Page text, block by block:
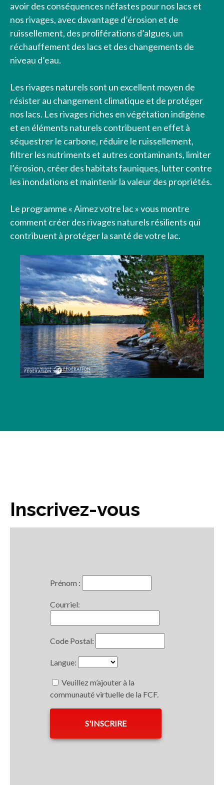
avoir des conséquences néfastes pour nos lacs et
nos rivages, avec davantage d’érosion et de
ruissellement, des proliférations d’algues, un
réchauffement des lacs et des changements de
niveau d’eau.
Les rivages naturels sont un excellent moyen de
résister au changement climatique et de protéger
nos lacs. Les rivages riches en végétation indigène
et en éléments naturels contribuent en effet à
séquestrer le carbone, réduire le ruissellement,
filtrer les nutriments et autres contaminants, limiter
l’érosion, créer des habitats fauniques, lutter contre
les inondations et maintenir la valeur des propriétés.
Le programme « Aimez votre lac » vous montre
comment créer des rivages naturels résilients qui
contribuent à protéger la santé de votre lac.
Inscrivez-vous
Prénom :
Courriel:
Code Postal:
Langue:
Veuillez m’ajouter à la
communauté virtuelle de la FCF.